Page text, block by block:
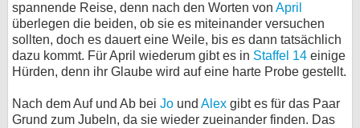
spannende Reise, denn nach den Worten von April
überlegen die beiden, ob sie es miteinander versuchen
sollten, doch es dauert eine Weile, bis es dann tatsächlich
dazu kommt. Für April wiederum gibt es in Staffel 14 einige
Hürden, denn ihr Glaube wird auf eine harte Probe gestellt.
Nach dem Auf und Ab bei Jo und Alex gibt es für das Paar
Grund zum Jubeln, da sie wieder zueinander finden. Das
Impressum
Desktop-Ansicht
myFanbase